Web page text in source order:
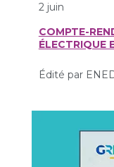
2 juin
COMPTE-
ÉLECTRIQUE
Édité par